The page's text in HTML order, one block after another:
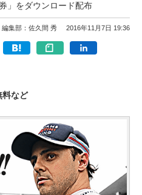
」をダウンロード配布
編集部：佐久間 秀 2016年11月7日 19:36
料など